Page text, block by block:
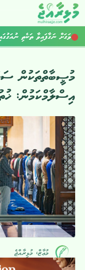
މުޞީބާތްތަކުން
އިސްލާމްކަމުން:
މުޢާޒް، މުޅިރާއްޖެ